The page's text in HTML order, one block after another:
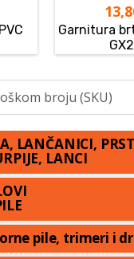
Garnitura
LANČANICI,
LANCI
pile, trimeri i